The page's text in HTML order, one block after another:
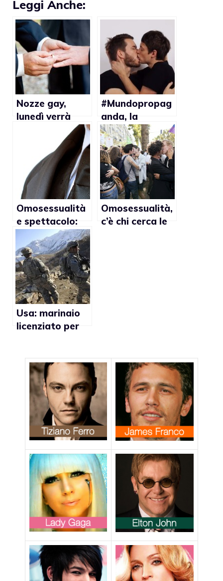
Leggi Anche:
Nozze gay,
lunedì verrà
registrato il
matrimonio in
Italia?
#Mundopropag
anda, la
Germania
contro
l’omofobia su
GQ – video
Omosessualità
e spettacolo:
ruolo di
manager e pr
Omosessualità,
c’è chi cerca le
Usa: marinaio
licenziato per
collega